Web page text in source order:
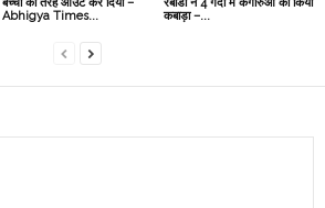
बच्चों की तरह आउट कर दिया –
Abhigya Times...
रबाडा ने 4 गेंदों में कंगारुओं का किया
कबाड़ा –...